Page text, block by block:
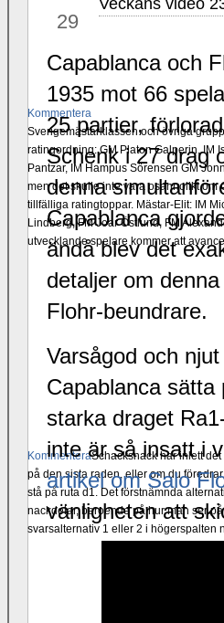
Kommentera
Sverigemästarklassen och övriga
ratingordning: GM Platon Galperin, IM
Pantzar, IM Hampus Sörensen GM
men det skulle inte vara osannolikt om
tillfälliga ratingtoppar. Mästar-Elit: IM
Lindberg, FM Joar Östlund, FM
utvecklande spelare kommer att
KommenteraSchacksnack har inlett
på den sista raden, eller om du
stå på ruta d1. Det förstnämnda
nackdelar, beroende på hur man ser
svarsalternativ 1 eller 2 i högerspalten
29
Veckans video
Capablanca och
1935 mot 66
25 partier,
Schenk i 27 drag
denna
Capablanca
ändå blev det
detaljer om
Flohr-beundrare.
Varsågod och
Capablanca
starka draget
inte är så insatt i
artikel om Salo
vänligheten att